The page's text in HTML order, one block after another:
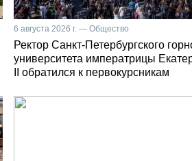
6 августа 2026 г. — Общество
Ректор Санкт-Петербургского
университета императрицы
II обратился к первокурсникам